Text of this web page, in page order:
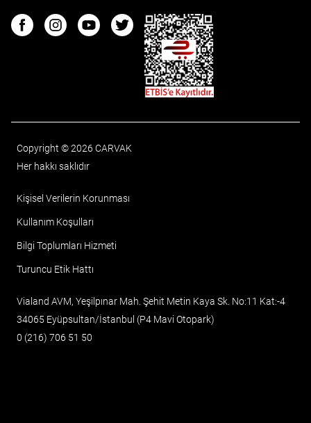
FacebookInstagramYoutubeTwitter
ETBIS
Copyright © 2026 CARVAK
Her hakkı saklıdır
Kişisel Verilerin Korunması
Kullanım Koşulları
Bilgi Toplumları Hizmeti
Turuncu Etik Hattı
Vialand AVM, Yeşilpınar Mah. Şehit Metin Kaya Sk. No:11 Kat:-4
34065 Eyüpsultan/İstanbul (P4 Mavi Otopark)
0 (216) 706 51 50